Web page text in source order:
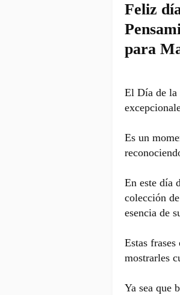
Feliz
para
El Día de la
Es un
En este día
colección
esencia de
Estas
mostrarles
Ya sea que